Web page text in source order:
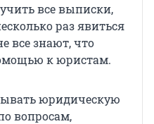
все выписки,
раз явиться
все знают, что
к юристам.
юридическую
вопросам,